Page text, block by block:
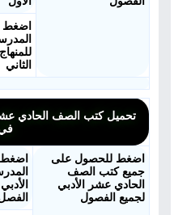
اضغط
الثاني
تحميل كتب الصف الحادي
اضغط للحصول على
جميع كتب الصف
الحادي عشر الأدبي
لجميع الفصول